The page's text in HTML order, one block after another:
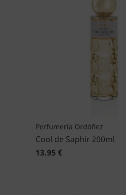
Perfumería Ordóñez
Cool de Saphir 200ml
13.95 €